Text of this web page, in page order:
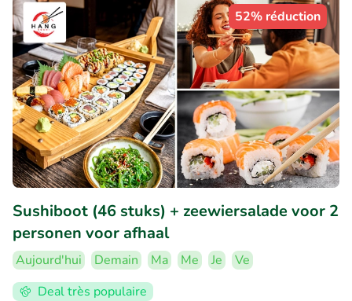
52% réduction
Sushiboot (46 stuks) + zeewiersalade voor 2
personen voor afhaal
Aujourd'hui Demain Ma Me Je
Ve
Deal très populaire